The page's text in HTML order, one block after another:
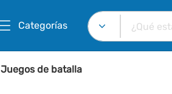
Categorías
Juegos de batalla